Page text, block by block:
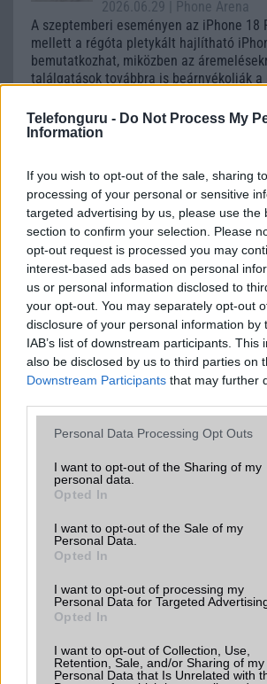
Telefonguru - Do Not Process My
Information
If you wish to opt-out of the sale, sharing
processing of your personal or sensitive
targeted advertising by us, please use the
section to confirm your selection. Please
opt-out request is processed you may
interest-based ads based on personal
us or personal information disclosed to
your opt-out. You may separately opt-out
disclosure of your personal information by
IAB’s list of downstream participants. This
also be disclosed by us to third parties on
Downstream Participants that may further
Please note that this website/app uses
not limited to your visit or usage behaviour.
grant or deny consent to Google and its
use your data for below specified
consent section.
Personal Data Processing Opt Outs
I want to opt-out of the Sharing of my
personal data.
Opted In
I want to opt-out of the Sale of my
Personal Data.
Opted In
I want to opt-out of processing my
Personal Data for Targeted
Opted In
I want to opt-out of Collection, Use,
Retention, Sale, and/or Sharing of my
Personal Data that Is Unrelated with
2026.06.29
| Phone Arena
A szeptemberi eseményen az iPhone 18
mellett a régóta pletykált hajlítható
bemutatkozhat, miközben az
találgatások továbbra is beárnyékolják a
Az Android rejtett
funkció, amely
2026.06.14| Android Police
Sok felhasználó külön alkalmazásokra
Android már évek óta olyan intelligens
amelyek maguktól dolgoznak a
Ez a rejtett Samsung
megváltoztatja a
sokan mégsem tudnak
2026.07.12| Android Central
Az Edge Panel az egyik leghasznosabb
jelentősen felgyorsítja a mindennapi
miközben a Pixel telefonokból továbbra
KAPCSOLÓDÓ HÍREK
Nokia szelfi mobil: Lumia 730
Küldj szelfit az ufóktól!
Hatalmasra nő a szelfi kamera